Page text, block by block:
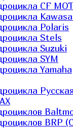
CF
Polaris
Stels
Suzuki
SYM
Yamaha
BRP